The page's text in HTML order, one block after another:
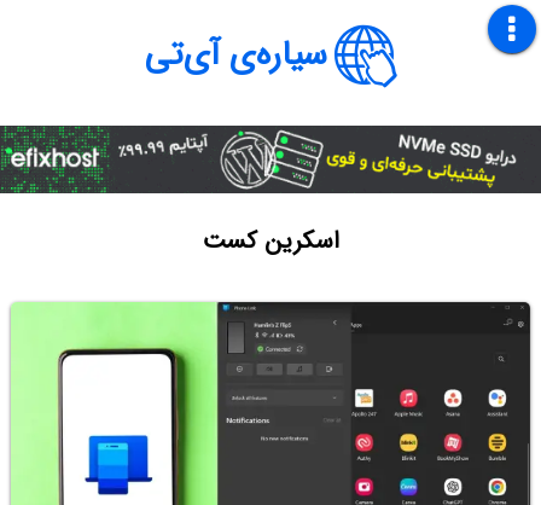
سیاره‌ی آی‌تی
اسکرین کست